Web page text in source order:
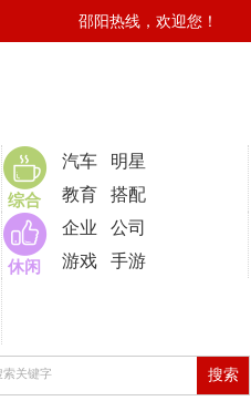
邵阳热线，欢迎您！
综合
汽车
明星
教育
搭配
休闲
企业
公司
游戏
手游